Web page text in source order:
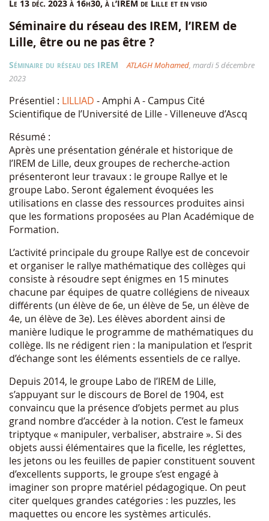
Le 13 déc. 2023 à 16h30, à l’IREM de Lille et en visio
Séminaire du réseau des IREM, l’IREM de
Lille, être ou ne pas être ?
Séminaire du réseau des IREM ATLAGH Mohamed, mardi 5 décembre
2023
Présentiel : LILLIAD - Amphi A - Campus Cité
Scientifique de l’Université de Lille - Villeneuve d’Ascq
Résumé :
Après une présentation générale et historique de
l’IREM de Lille, deux groupes de recherche-action
présenteront leur travaux : le groupe Rallye et le
groupe Labo. Seront également évoquées les
utilisations en classe des ressources produites ainsi
que les formations proposées au Plan Académique de
Formation.
L’activité principale du groupe Rallye est de concevoir
et organiser le rallye mathématique des collèges qui
consiste à résoudre sept énigmes en 15 minutes
chacune par équipes de quatre collégiens de niveaux
différents (un élève de 6e, un élève de 5e, un élève de
4e, un élève de 3e). Les élèves abordent ainsi de
manière ludique le programme de mathématiques du
collège. Ils ne rédigent rien : la manipulation et l’esprit
d’échange sont les éléments essentiels de ce rallye.
Depuis 2014, le groupe Labo de l’IREM de Lille,
s’appuyant sur le discours de Borel de 1904, est
convaincu que la présence d’objets permet au plus
grand nombre d’accéder à la notion. C’est le fameux
triptyque « manipuler, verbaliser, abstraire ». Si des
objets aussi élémentaires que la ficelle, les réglettes,
les jetons ou les feuilles de papier constituent souvent
d’excellents supports, le groupe s’est engagé à
imaginer son propre matériel pédagogique. On peut
citer quelques grandes catégories : les puzzles, les
maquettes ou encore les systèmes articulés.